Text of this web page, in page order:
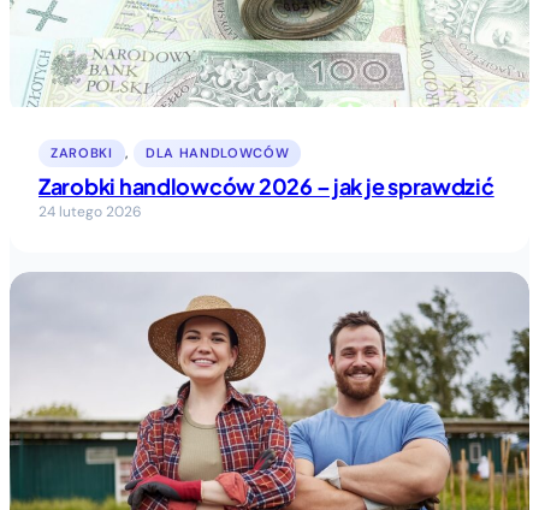
ZAROBKI , DLA HANDLOWCÓW
Zarobki handlowców 2026 – jak je sprawdzić
24 lutego 2026